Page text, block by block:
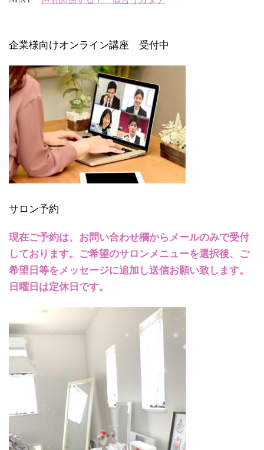
企業様向けオンライン講座 受付中
サロン予約
現在ご予約は、お問い合わせ欄からメールのみで受付
しております。ご希望のサロンメニューを選択後、ご
希望日等をメッセージに追加し送信お願い致します。
日曜日は定休日です。